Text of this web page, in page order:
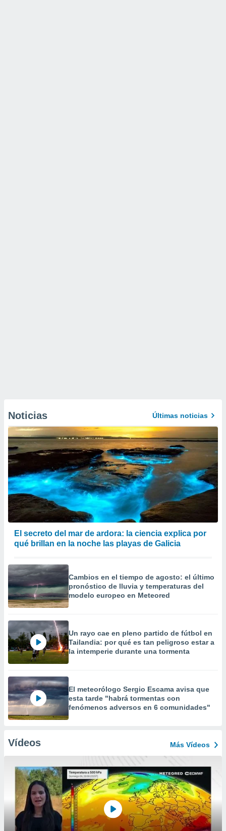
Noticias Últimas noticias
El secreto del mar de ardora: la ciencia explica por
qué brillan en la noche las playas de Galicia
Cambios en el tiempo de agosto: el último
pronóstico de lluvia y temperaturas del
modelo europeo en Meteored
Un rayo cae en pleno partido de fútbol en
Tailandia: por qué es tan peligroso estar a
la intemperie durante una tormenta
El meteorólogo Sergio Escama avisa que
esta tarde "habrá tormentas con
fenómenos adversos en 6 comunidades"
Vídeos Más Vídeos